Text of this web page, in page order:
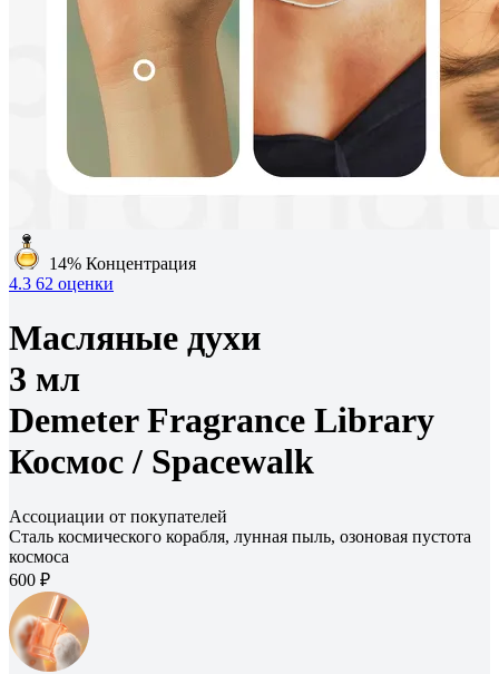
14% Концентрация
4.3 62 оценки
Масляные духи
3 мл
Demeter Fragrance Library
Космос / Spacewalk
Ассоциации от покупателей
Сталь космического корабля, лунная пыль, озоновая пустота
космоса
600 ₽